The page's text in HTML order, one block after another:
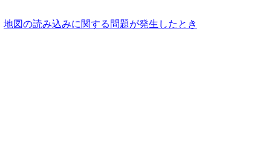
地図の読み込みに関する問題が発生したとき